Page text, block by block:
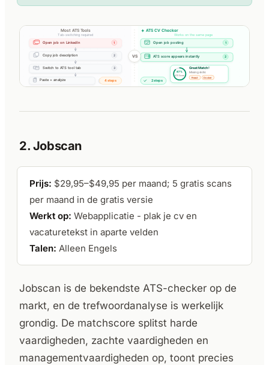
2. Jobscan
Prijs: $29,95–$49,95 per maand; 5 gratis scans
per maand in de gratis versie
Werkt op: Webapplicatie - plak je cv en
vacaturetekst in aparte velden
Talen: Alleen Engels
Jobscan is de bekendste ATS-checker op de
markt, en de trefwoordanalyse is werkelijk
grondig. De matchscore splitst harde
vaardigheden, zachte vaardigheden en
managementvaardigheden op, toont precies